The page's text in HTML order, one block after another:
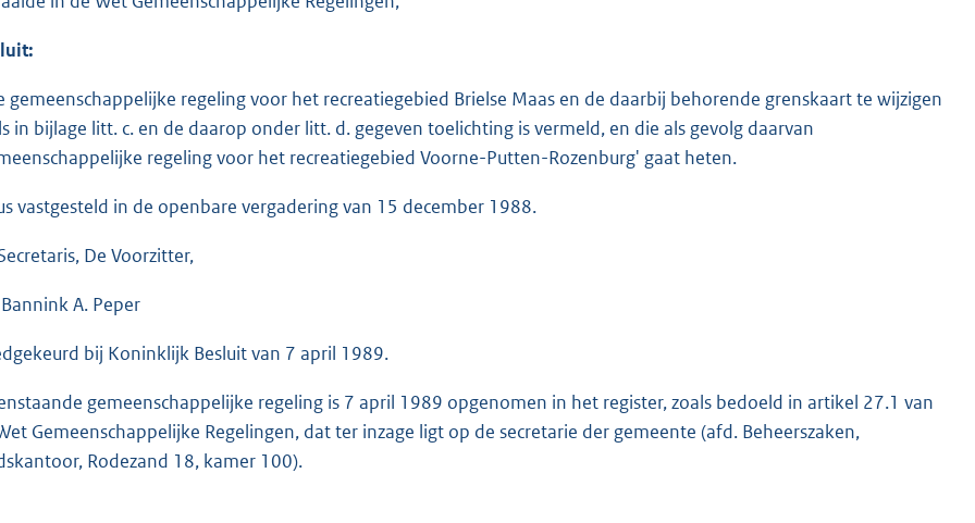
gemeenschappelijke regeling voor het recreatiegebied Brielse Maas en de daarbij behorende grenskaart te wijzigen
in bijlage litt. c. en de daarop onder litt. d. gegeven toelichting is vermeld, en die als gevolg daarvan
regeling voor het recreatiegebied Voorne-Putten-Rozenburg' gaat heten.
vastgesteld in de openbare vergadering van 15 december 1988.
De Voorzitter,
Bannink A. Peper
bij Koninklijk Besluit van 7 april 1989.
gemeenschappelijke regeling is 7 april 1989 opgenomen in het register, zoals bedoeld in artikel 27.1 van
Gemeenschappelijke Regelingen, dat ter inzage ligt op de secretarie der gemeente (afd. Beheerszaken,
Rodezand 18, kamer 100).